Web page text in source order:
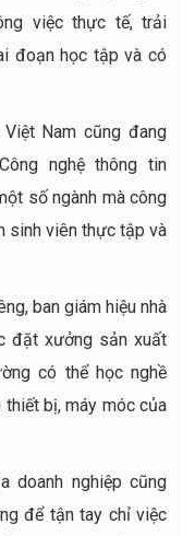
việc thực tế, trải
đoạn học tập và có
Nam cũng đang
nghệ thông tin
số ngành mà công
sinh viên thực tập và
ban giám hiệu nhà
đặt xưởng sản xuất
có thể học nghề
bị, máy móc của
doanh nghiệp cũng
để tận tay chỉ việc